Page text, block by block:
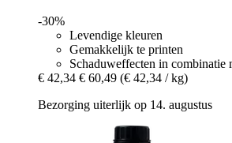
-30%
Levendige kleuren
Gemakkelijk te printen
Schaduweffecten in combinatie
€ 42,34 € 60,49 (€ 42,34 / kg)
Bezorging uiterlijk op 14. augustus